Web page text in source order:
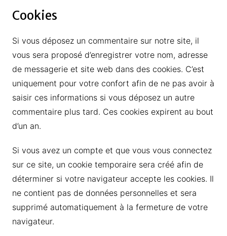
Cookies
Si vous déposez un commentaire sur notre site, il
vous sera proposé d’enregistrer votre nom, adresse
de messagerie et site web dans des cookies. C’est
uniquement pour votre confort afin de ne pas avoir à
saisir ces informations si vous déposez un autre
commentaire plus tard. Ces cookies expirent au bout
d’un an.
Si vous avez un compte et que vous vous connectez
sur ce site, un cookie temporaire sera créé afin de
déterminer si votre navigateur accepte les cookies. Il
ne contient pas de données personnelles et sera
supprimé automatiquement à la fermeture de votre
navigateur.